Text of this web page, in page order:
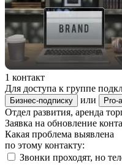
1 контакт
Для доступа к группе
Бизнес-подписку или Pro-
Отдел развития, аренда
Заявка на обновление
Какая проблема выявлена
по этому контакту:
Звонки проходят, но